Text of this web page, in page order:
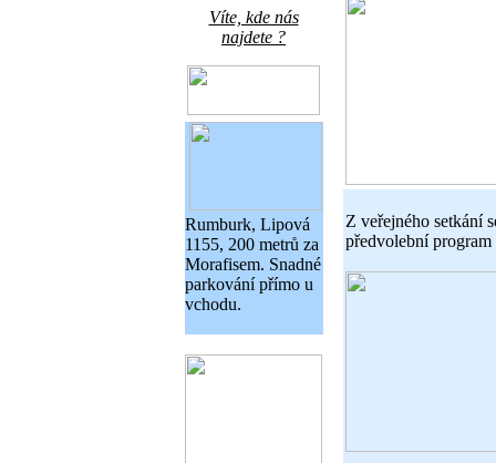
Víte, kde nás
najdete ?
Rumburk, Lipová
1155, 200 metrů za
Morafisem. Snadné
parkování přímo u
vchodu.
Z veřejného setkání
předvolební